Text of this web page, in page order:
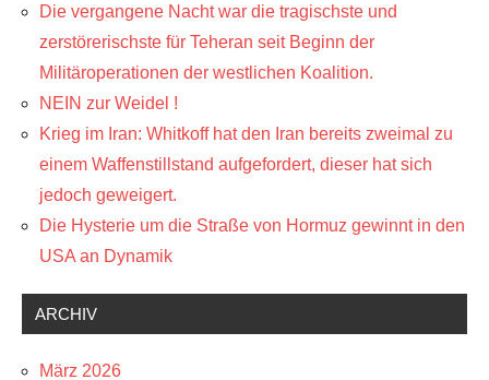
Die vergangene Nacht war die tragischste und
zerstörerischste für Teheran seit Beginn der
Militäroperationen der westlichen Koalition.
NEIN zur Weidel !
Krieg im Iran: Whitkoff hat den Iran bereits zweimal zu
einem Waffenstillstand aufgefordert, dieser hat sich
jedoch geweigert.
Die Hysterie um die Straße von Hormuz gewinnt in den
USA an Dynamik
ARCHIV
März 2026